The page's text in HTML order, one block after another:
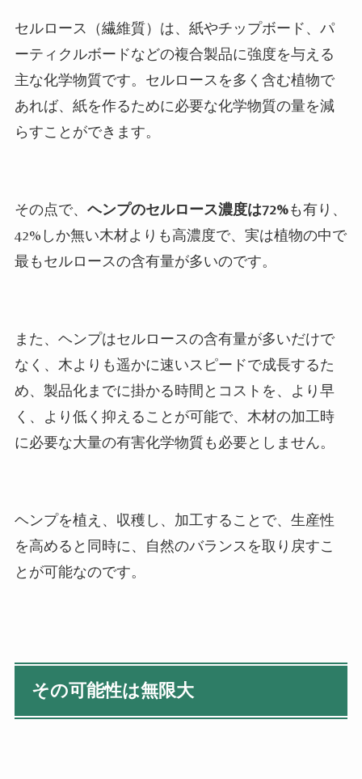
セルロース（繊維質）は、紙やチップボード、パ
ーティクルボードなどの複合製品に強度を与える
主な化学物質です。セルロースを多く含む植物で
あれば、紙を作るために必要な化学物質の量を減
らすことができます。
その点で、 ヘンプのセルロース濃度は72%も有り、
42%しか無い木材よりも高濃度で、実は植物の中で
最もセルロースの含有量が多いのです。
また、ヘンプはセルロースの含有量が多いだけで
なく、木よりも遥かに速いスピードで成長するた
め、製品化までに掛かる時間とコストを、より早
く、より低く抑えることが可能で、木材の加工時
に必要な大量の有害化学物質も必要としません。
ヘンプを植え、収穫し、加工することで、生産性
を高めると同時に、自然のバランスを取り戻すこ
とが可能なのです。
その可能性は無限大